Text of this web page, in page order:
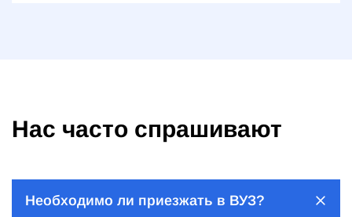
Нас часто спрашивают
Необходимо ли приезжать в ВУЗ?